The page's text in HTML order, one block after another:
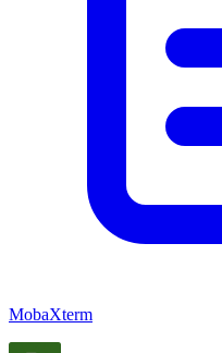
MobaXterm